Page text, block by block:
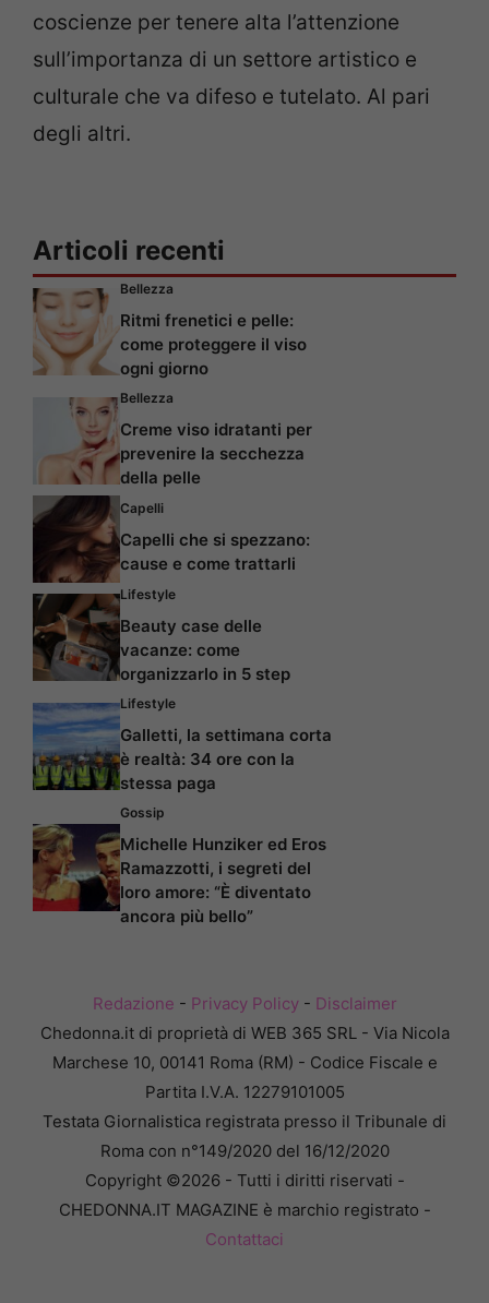
coscienze per tenere alta l’attenzione
sull’importanza di un settore artistico e
culturale che va difeso e tutelato. Al pari
degli altri.
Articoli recenti
Bellezza
Ritmi frenetici e pelle:
come proteggere il viso
ogni giorno
Bellezza
Creme viso idratanti per
prevenire la secchezza
della pelle
Capelli
Capelli che si spezzano:
cause e come trattarli
Lifestyle
Beauty case delle
vacanze: come
organizzarlo in 5 step
Lifestyle
Galletti, la settimana corta
è realtà: 34 ore con la
stessa paga
Gossip
Michelle Hunziker ed Eros
Ramazzotti, i segreti del
loro amore: “È diventato
ancora più bello”
Redazione - Privacy Policy- Disclaimer
Chedonna.it di proprietà di WEB 365 SRL - Via Nicola
Marchese 10, 00141 Roma (RM) - Codice Fiscale e
Partita I.V.A. 12279101005
Testata Giornalistica registrata presso il Tribunale di
Roma con n°149/2020 del 16/12/2020
Copyright ©2026 - Tutti i diritti riservati -
CHEDONNA.IT MAGAZINE è marchio registrato -
Contattaci